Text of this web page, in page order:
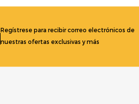
Regístrese para recibir correo electrónicos de
nuestras ofertas exclusivas y más